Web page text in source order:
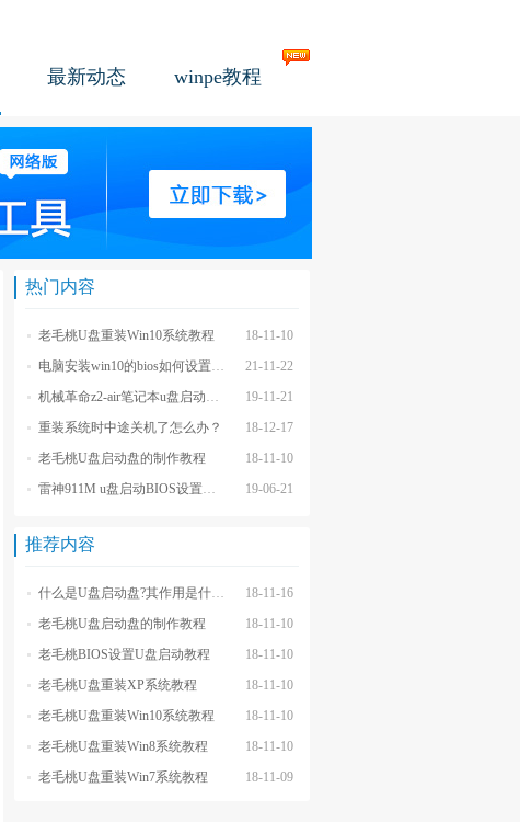
最新动态 winpe教程
热门内容
18-11-10
老毛桃U盘重装Win10系统教程
21-11-22
电脑安装win10的bios如何设置u盘图文教程
19-11-21
机械革命z2-air笔记本u盘启动BIOS设置教程
18-12-17
重装系统时中途关机了怎么办？
18-11-10
老毛桃U盘启动盘的制作教程
19-06-21
雷神911M u盘启动BIOS设置教程
推荐内容
18-11-16
什么是U盘启动盘?其作用是什么?
18-11-10
老毛桃U盘启动盘的制作教程
18-11-10
老毛桃BIOS设置U盘启动教程
18-11-10
老毛桃U盘重装XP系统教程
18-11-10
老毛桃U盘重装Win10系统教程
18-11-10
老毛桃U盘重装Win8系统教程
18-11-09
老毛桃U盘重装Win7系统教程